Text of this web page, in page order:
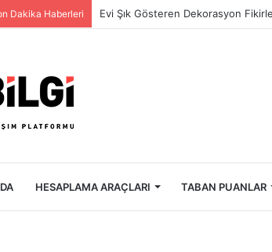
Dakika Haberleri Üniversite Öğrencileri İçin
HESAPLAMA ARAÇLARI TABAN PUANLAR